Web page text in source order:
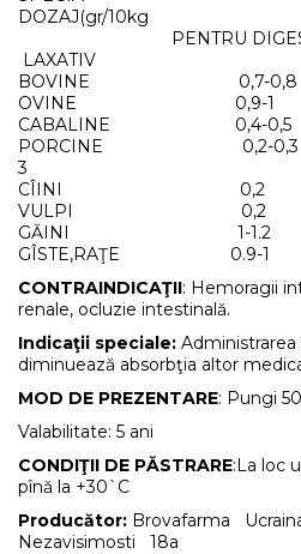
DOZAJ(gr/10kg
PENTRU
LAXATIV
BOVINE
OVINE
CABALINE
PORCINE
3
CÎINI
VULPI
GĂINI 1-
CONTRAINDICAŢII: Hemoragii
renale, ocluzie intestinală.
Indicaţii speciale:
diminuează absorbţia altor
MOD DE PREZENTARE: Pungi
Valabilitate: 5 ani
CONDIŢII DE PĂSTRARE:La loc
pînă la +30`C
Producător: Brovafarma
Nezavisimosti 18a